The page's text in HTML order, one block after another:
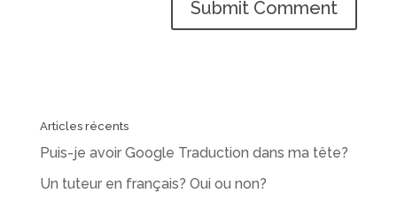
Articles récents
Puis-je avoir Google Traduction dans ma tête?
Un tuteur en français? Oui ou non?